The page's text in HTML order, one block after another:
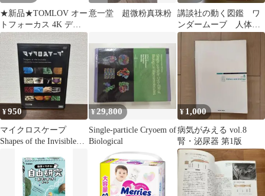
★新品★TOMLOV オー
トフォーカス 4K デジ
タル顕微鏡【業界唯一
自動焦点】 たわみアー
ム2000X HDMI LCD 電
子 8インチ液晶 コイン
顕微鏡 52MP 電子修理
パッド付き 16GB 革新
的な自動ピント合わせ
8"溶接マイクロ
3cf8e2ab
意一堂 超微粉真珠粉
講談社の動く図鑑 ワ
ンダームーブ 人体の
ふしぎ ※DVDなし
¥950
マイクロスケープ
Shapes of the Invisible
¥29,800
Single-particle Cryoem of
Biological
¥ 1,000
病気がみえる vol.8
腎・泌尿器 第1版